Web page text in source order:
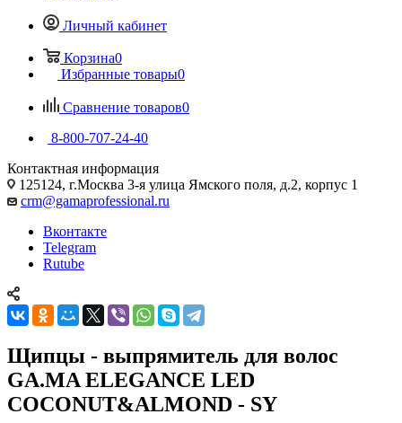
Личный кабинет
Корзина0
Избранные товары0
Сравнение товаров0
8-800-707-24-40
Контактная информация
125124, г.Москва 3-я улица Ямского поля, д.2, корпус 1
crm@gamaprofessional.ru
Вконтакте
Telegram
Rutube
Щипцы - выпрямитель для волос
GA.MA ELEGANCE LED
COCONUT&ALMOND - SY